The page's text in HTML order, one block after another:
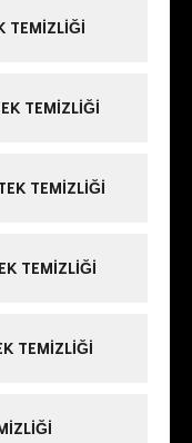
TEMIZLIĞI
TEMIZLIĞI
TEMIZLIĞI
TEMIZLIĞI
TEMIZLIĞI